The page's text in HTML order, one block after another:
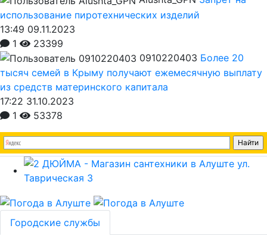
использование пиротехнических изделий
13:49 09.11.2023
1
23399
0910220403 Более 20
тысяч семей в Крыму получают ежемесячную выплату
из средств материнского капитала
17:22 31.10.2023
1
53378
Городские службы